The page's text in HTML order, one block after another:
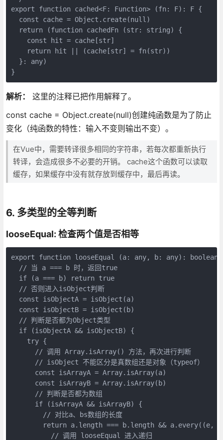
export function cached<F: Function> (fn: F): F {
  const cache = Object.create(null)
  return (function cachedFn (str: string) {
    const hit = cache[str]
    return hit || (cache[str] = fn(str))
  }: any)
}
解析：
这里的注释已把作用解释了。
const cache = Object.create(null)创建纯函数是为了防止
变化（纯函数的特性：输入不变则输出不变）。
在Vue中，需要转译很多相同的字符串，若每次都重新执行
转译，会造成很多不必要的开销。 cache这个函数可以读取
缓存，如果缓存中没有就存放到缓存中，最后再读。
6. 多类型的全等判断
looseEqual: 检查两个值是否相等
export function looseEqual (a: any, b: any): boolean
  // 当 a === b 时，返回true
  if (a === b) return true
  // 否则进入isObject判断
  const isObjectA = isObject(a)
  const isObjectB = isObject(b)
  // 判断是否都为Object类型
  if (isObjectA && isObjectB) {
    try {
      // 调用 Array.isArray() 方法，再次进行判断
      // isObject 不能区分是真数组还是对象（typeof）
      const isArrayA = Array.isArray(a)
      const isArrayB = Array.isArray(b)
      // 判断是否都为数组
      if (isArrayA && isArrayB) {
        // 对比a、bs数组的长度
return a.length === b.length && a.every((e,
          // 调用 looseEqual 进入递归